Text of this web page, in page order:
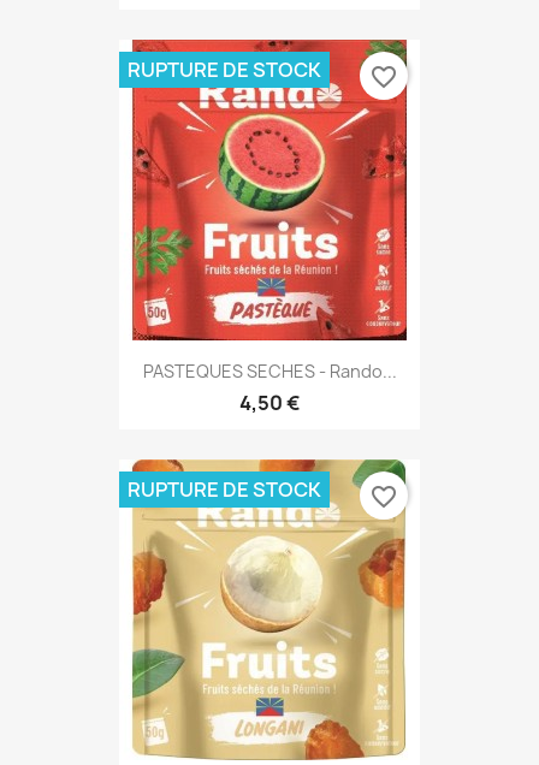
PASTEQUES SECHES - Rando...
4,50 €
RUPTURE DE STOCK favorite_border
RUPTURE DE STOCK favorite_border